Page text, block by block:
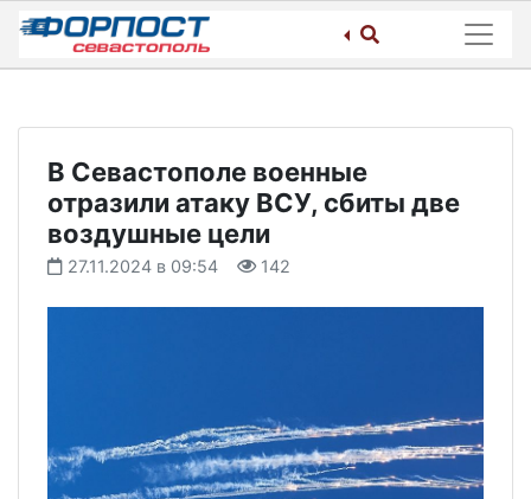
Skip
content
В Севастополе военные
отразили атаку ВСУ, сбиты две
воздушные цели
27.11.2024 в 09:54 142